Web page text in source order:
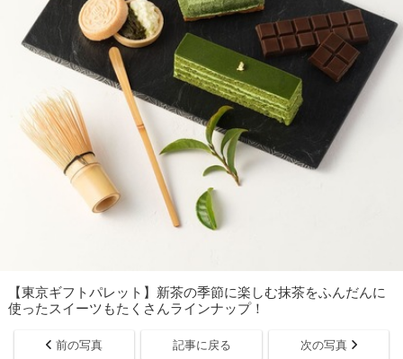
【東京ギフトパレット】新茶の季節に楽しむ抹茶をふんだんに
使ったスイーツもたくさんラインナップ！
前の写真 記事に戻る 次の写真